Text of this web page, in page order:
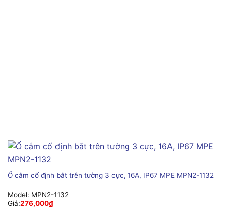
Ổ cắm cố định bắt trên tường 3 cực, 16A, IP67 MPE MPN2-1132
Model: MPN2-1132
Giá:276,000₫